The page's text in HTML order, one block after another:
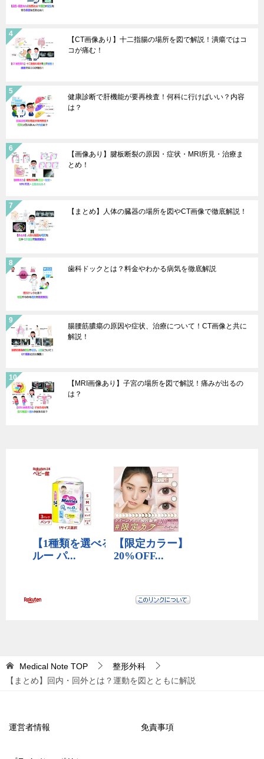
【CT画像あり】十二指腸の場所を図で解説！潰瘍ではコ
コが痛む！
健康診断で肝機能が要再検査！何科に行けばいい？内容
は？
【画像あり】腱板断裂の原因・症状・MRI所見・治療ま
とめ！
【まとめ】人体の臓器の場所を図やCT画像で徹底解説！
歯科ドックとは？料金やわかる病気を徹底解説
腸腰筋膿瘍の原因や症状、治療について！CT画像と共に
解説！
【MRI画像あり】子宮の場所を図で解説！痛みが出るの
は？
Medical Note TOP
整形外科
【まとめ】回内・回外とは？運動を図とともに解説
運営者情報 免責事項